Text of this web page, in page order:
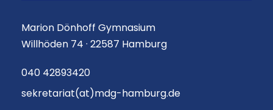
Marion Dönhoff Gymnasium
Willhöden 74 · 22587 Hamburg
040 42893420
sekretariat(at)mdg-hamburg.de